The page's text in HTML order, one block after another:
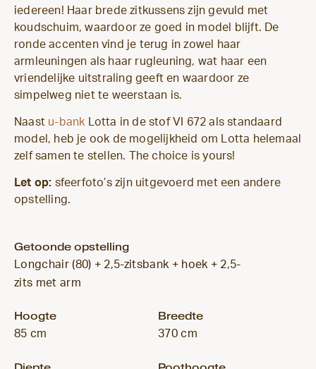
iedereen! Haar brede zitkussens zijn gevuld met
koudschuim, waardoor ze goed in model blijft. De
ronde accenten vind je terug in zowel haar
armleuningen als haar rugleuning, wat haar een
vriendelijke uitstraling geeft en waardoor ze
simpelweg niet te weerstaan is.
Naast u-bank Lotta in de stof VI 672 als standaard
model, heb je ook de mogelijkheid om Lotta helemaal
zelf samen te stellen. The choice is yours!
Let op: sfeerfoto’s zijn uitgevoerd met een andere
opstelling.
Getoonde opstelling
Longchair (80) + 2,5-zitsbank + hoek + 2,5-
zits met arm
Hoogte
85 cm
Breedte
370 cm